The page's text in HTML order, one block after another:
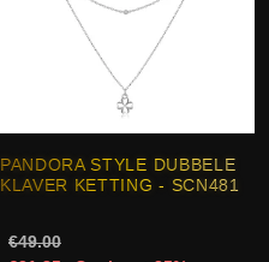
PANDORA STYLE DUBBELE
KLAVER KETTING - SCN481
€49.00